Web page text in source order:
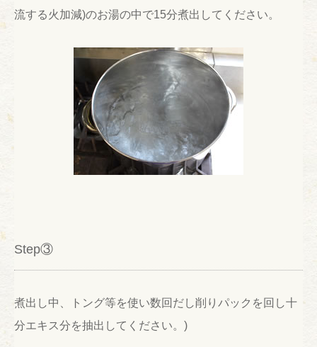
流する火加減)のお湯の中で15分煮出してください。
Step③
煮出し中、トング等を使い数回だし削りパックを回し十
分エキス分を抽出してください。)